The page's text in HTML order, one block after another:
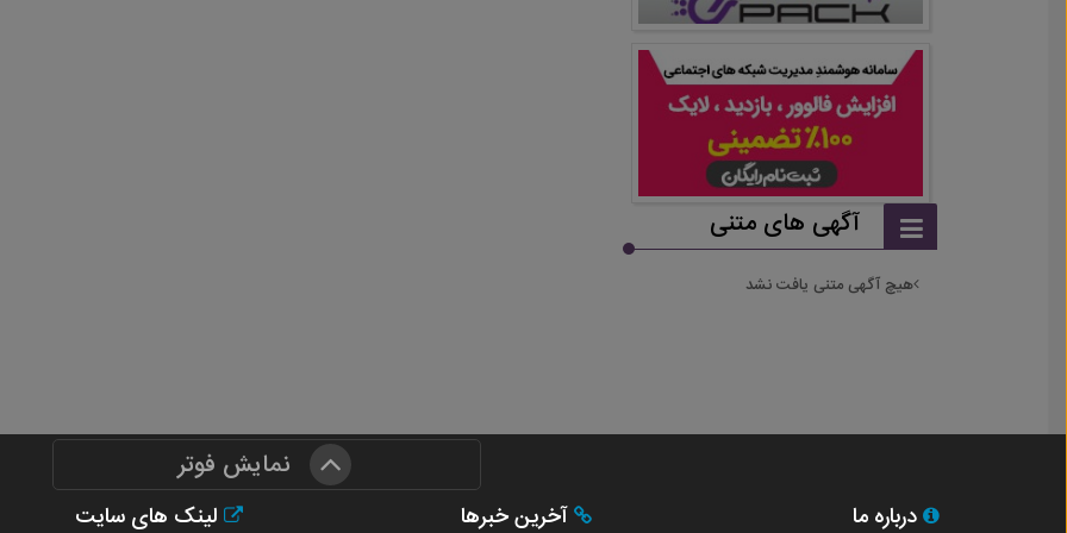
آگهی های متنی
هیچ آگهی متنی یافت نشد
نمایش فوتر
درباره ما آخرین خبرها لینک های سایت